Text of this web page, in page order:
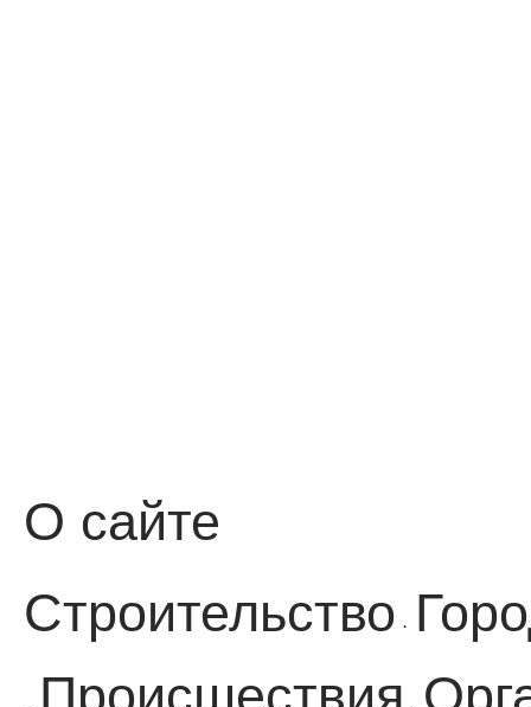
О сайте
Строительство ·